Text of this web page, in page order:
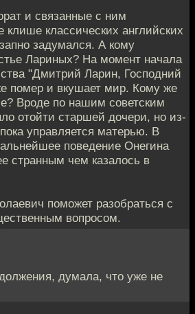
и связанные с ним
классических английских
задумался. А кому
Лариных? На момент начала
"Дмитрий Ларин, Господний
помер и вкушает мир. Кому же
Вроде по нашим советским
отойти старшей дочери, но из-
управляется матерью. В
поведение Онегина
странным чем казалось в
поможет разобраться с
вопросом.
думала, что уже не